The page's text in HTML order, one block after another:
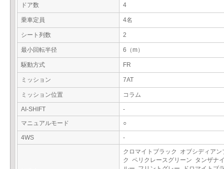
ドア数 4
乗車定員 4名
シート列数 2
最小回転半径 6（m）
駆動方式 FR
ミッション 7AT
ミッション位置 コラム
AI-SHIFT
-
マニュアルモード
○
4WS -
クロマイトブラック オブシディアン
ク ペリクレースグリーン タンザナ